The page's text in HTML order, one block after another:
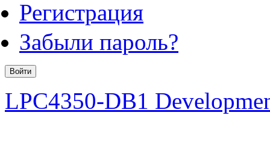
Регистрация
Забыли пароль?
LPC4350-DB1